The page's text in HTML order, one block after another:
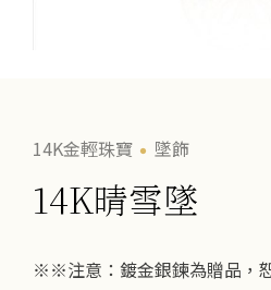
14K金輕珠寶 墜飾
14K晴雪墜
※※注意：鍍金銀鍊為贈品，